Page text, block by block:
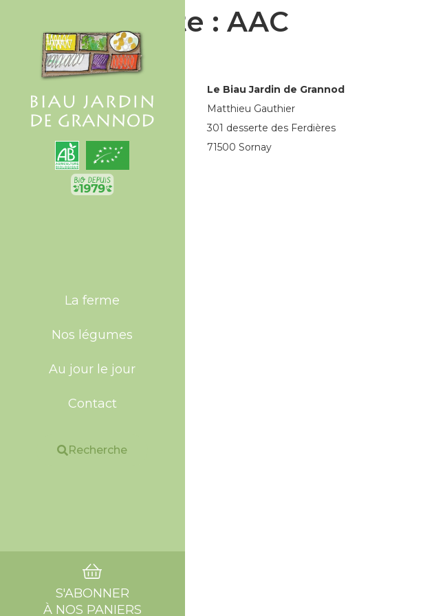
La ferme
Nos légumes
Au jour le jour
Contact
Recherche
S'ABONNER
À NOS PANIERS
Étiquette : AAC
Le Biau Jardin de Grannod
Matthieu Gauthier
301 desserte des Ferdières
71500 Sornay